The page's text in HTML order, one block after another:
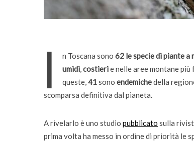
I n Toscana sono 62 le specie di piante a
umidi,costierie nelle aree montane
queste,41sono endemichedella
scomparsa definitiva dal pianeta.
A rivelarlo è uno studio pubblicato sulla
prima volta ha messo in ordine di priorità le
Quando la
bambini